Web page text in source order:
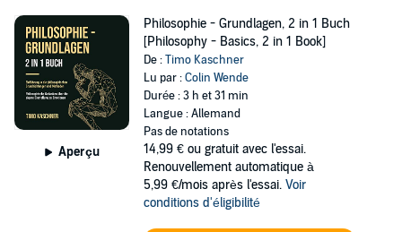
Aperçu
Philosophie - Grundlagen, 2 in 1 Buch
[Philosophy - Basics, 2 in 1 Book]
De :Timo Kaschner
Lu par :Colin Wende
Durée : 3 h et 31 min
Langue : Allemand
Pas de notations
14,99 € ou gratuit avec l'essai.
Renouvellement automatique à
5,99 €/mois après l'essai. Voir
conditions d'éligibilité